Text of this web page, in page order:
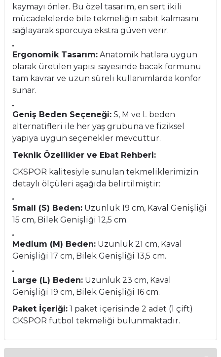
kaymayı önler. Bu özel tasarım, en sert ikili
mücadelelerde bile tekmeliğin sabit kalmasını
sağlayarak sporcuya ekstra güven verir.
Ergonomik Tasarım: Anatomik hatlara uygun
olarak üretilen yapısı sayesinde bacak formunu
tam kavrar ve uzun süreli kullanımlarda konfor
sunar.
Geniş Beden Seçeneği: S, M ve L beden
alternatifleri ile her yaş grubuna ve fiziksel
yapıya uygun seçenekler mevcuttur.
Teknik Özellikler ve Ebat Rehberi:
CKSPOR kalitesiyle sunulan tekmeliklerimizin
detaylı ölçüleri aşağıda belirtilmiştir:
Small (S) Beden: Uzunluk 19 cm, Kaval Genişliği
15 cm, Bilek Genişliği 12,5 cm.
Medium (M) Beden: Uzunluk 21 cm, Kaval
Genişliği 17 cm, Bilek Genişliği 13,5 cm.
Large (L) Beden: Uzunluk 23 cm, Kaval
Genişliği 19 cm, Bilek Genişliği 16 cm.
Paket İçeriği: 1 paket içerisinde 2 adet (1 çift)
CKSPOR futbol tekmeliği bulunmaktadır.